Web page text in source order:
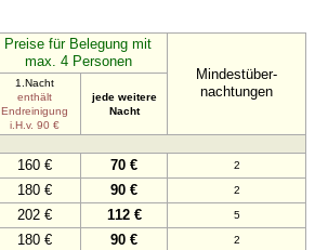
Preise für Belegung mit
max. 4 Personen
Mindestüber-
nachtungen
1.Nacht
enthält
Endreinigung
i.H.v. 90 €
jede weitere
Nacht
160 € 70 € 2
180 € 90 € 2
202 € 112 € 5
180 € 90 € 2